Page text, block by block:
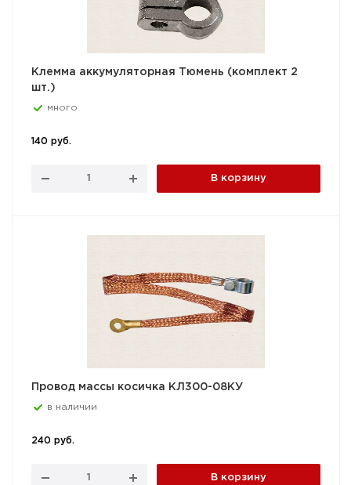
Клемма аккумуляторная Тюмень (комплект 2
шт.)
много
140 руб.
В корзину
Провод массы косичка КЛ300-08КУ
в наличии
240 руб.
В корзину